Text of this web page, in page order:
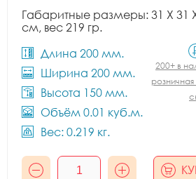
Габаритные размеры: 31 X 31
см, вес 219 гр.
Длина 200 мм.
Ширина 200 мм.
Высота 150 мм.
Объём 0.01 куб.м.
Вес: 0.219 кг.
200+ в